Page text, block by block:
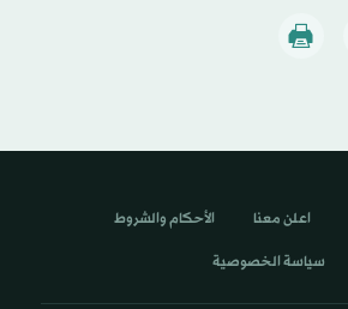
اعلن معنا الأحكام والشروط
سياسة الخصوصية